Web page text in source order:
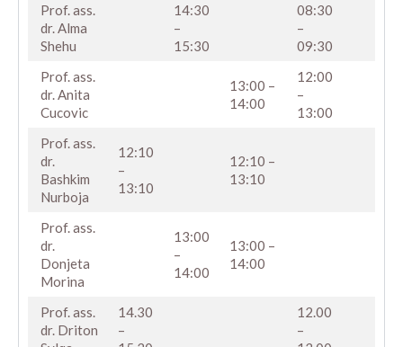
Prof. ass.
dr. Alma
Shehu
14:30
–
15:30
08:30
–
09:30
Prof. ass.
dr. Anita
Cucovic
13:00 –
14:00
12:00
–
13:00
Prof. ass.
dr.
Bashkim
Nurboja
12:10
–
13:10
12:10 –
13:10
Prof. ass.
dr.
Donjeta
Morina
13:00
–
14:00
13:00 –
14:00
Prof. ass.
dr. Driton
14.30
–
12.00
–